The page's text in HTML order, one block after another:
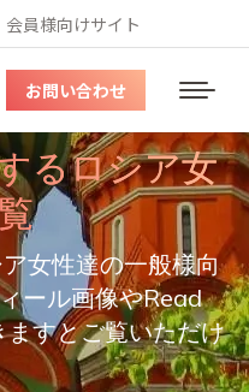
会員様向けサイト
メ
ニ
ュ
ー
お問い合わせ
るロシア女
女性達の一般様向
ール画像やRead
すとご覧いただけ